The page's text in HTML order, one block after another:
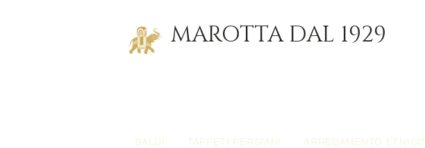
MAROTTA DAL 1929
SALDI TAPPETI PERSIANI ARREDAMENTO ETNICO